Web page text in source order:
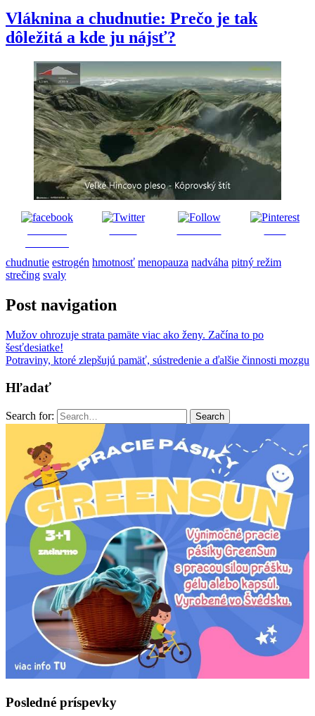
Vláknina a chudnutie: Prečo je tak
dôležitá a kde ju nájsť?
chudnutie estrogén hmotnosť menopauza nadváha pitný režim
strečing svaly
Post navigation
Mužov ohrozuje strata pamäte viac ako ženy. Začína to po
šesťdesiatke!
Potraviny, ktoré zlepšujú pamäť, sústredenie a ďalšie činnosti mozgu
Hľadať
Search for: Search
Posledné príspevky